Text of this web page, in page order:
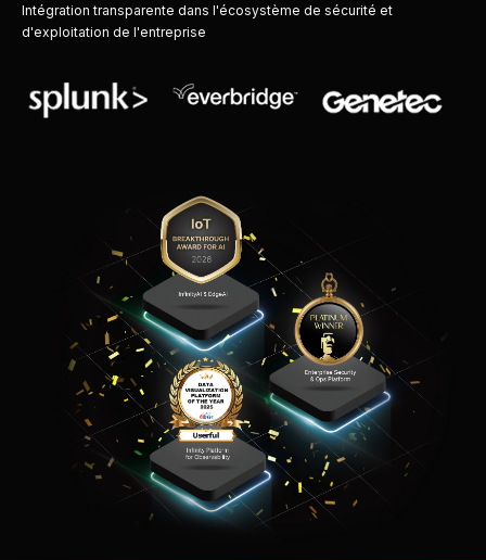
Intégration transparente dans l'écosystème de sécurité et
d'exploitation de l'entreprise